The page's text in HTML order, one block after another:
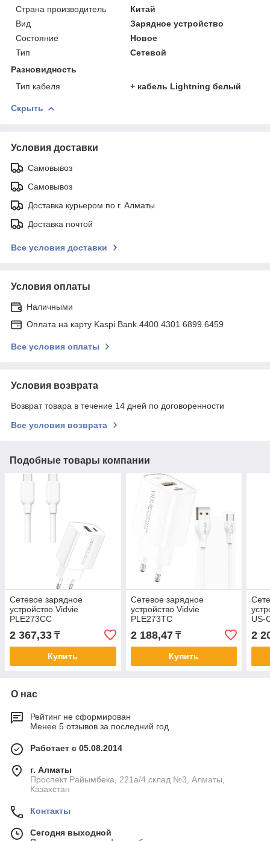
Страна производитель
Китай
Вид
Зарядное устройство
Состояние
Новое
Тип
Сетевой
Разновидность
Тип кабеля
+ кабель Lightning белый
Скрыть
Условия доставки
Самовывоз
Самовывоз
Доставка курьером по г. Алматы
Доставка почтой
Все условия доставки
Условия оплаты
Наличными
Оплата на карту Kaspi Bank 4400 4301 6899 6459
Все условия оплаты
Условия возврата
Возврат товара в течение 14 дней по договоренности
Все условия возврата
Подобные товары компании
Сетевое зарядное
устройство Vidvie
PLE273CC
2 367,33 ₸
Купить
Сетевое зарядное
устройство Vidvie
PLE273TC
2 188,47₸
Купить
US-
2
О нас
Рейтинг не сформирован
Менее 5 отзывов за последний год
Работает с 05.08.2014
г. Алматы
Проспект Райымбека, 221а/4 склад №3, Алматы,
Казахстан
Контакты
Сегодня выходной